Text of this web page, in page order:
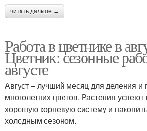
читать дальше →
Работа в цветнике в
Цветник: сезонные
августе
Август – лучший месяц для деления и
многолетних цветов. Растения успеют
хорошую корневую систему и
холодным сезоном.